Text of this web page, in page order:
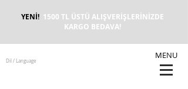
YENİ! 1500 TL ÜSTÜ ALIŞVERİŞLERİNİZDE
KARGO BEDAVA!
MENU
Dil / Language